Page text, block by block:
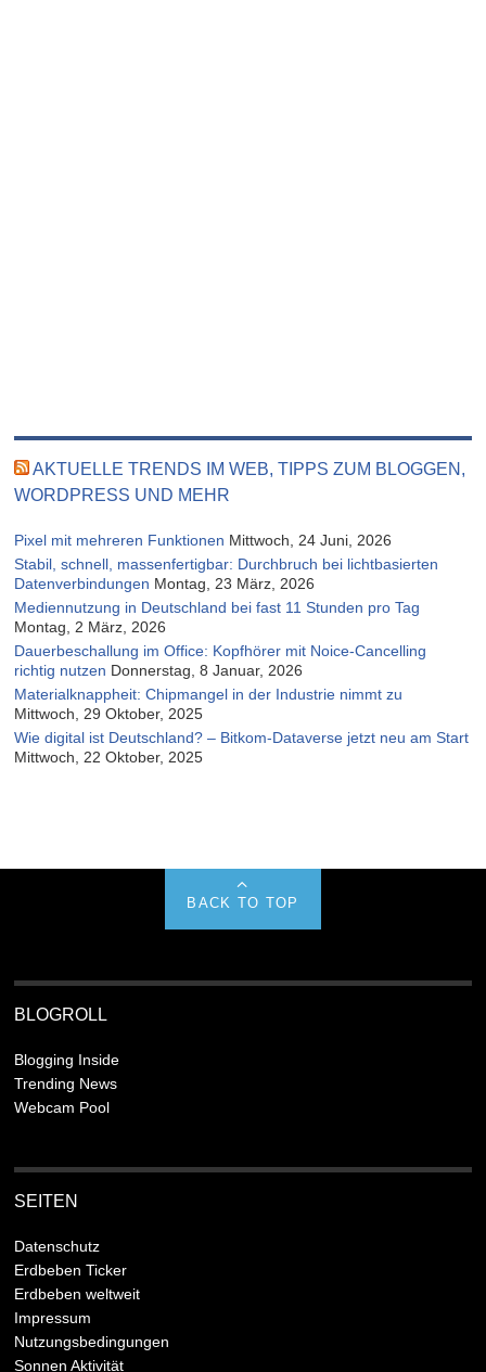
AKTUELLE TRENDS IM WEB, TIPPS ZUM BLOGGEN,
WORDPRESS UND MEHR
Pixel mit mehreren Funktionen Mittwoch, 24 Juni, 2026
Stabil, schnell, massenfertigbar: Durchbruch bei lichtbasierten
Datenverbindungen Montag, 23 März, 2026
Mediennutzung in Deutschland bei fast 11 Stunden pro Tag
Montag, 2 März, 2026
Dauerbeschallung im Office: Kopfhörer mit Noice-Cancelling
richtig nutzen Donnerstag, 8 Januar, 2026
Materialknappheit: Chipmangel in der Industrie nimmt zu
Mittwoch, 29 Oktober, 2025
Wie digital ist Deutschland? – Bitkom-Dataverse jetzt neu am Start
Mittwoch, 22 Oktober, 2025
BACK TO TOP
BLOGROLL
Blogging Inside
Trending News
Webcam Pool
SEITEN
Datenschutz
Erdbeben Ticker
Erdbeben weltweit
Impressum
Nutzungsbedingungen
Sonnen Aktivität